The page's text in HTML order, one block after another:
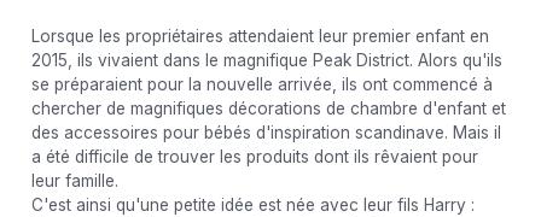
Lorsque les propriétaires attendaient leur premier enfant en
2015, ils vivaient dans le magnifique Peak District. Alors qu'ils
se préparaient pour la nouvelle arrivée, ils ont commencé à
chercher de magnifiques décorations de chambre d'enfant et
des accessoires pour bébés d'inspiration scandinave. Mais il
a été difficile de trouver les produits dont ils rêvaient pour
leur famille.
C'est ainsi qu'une petite idée est née avec leur fils Harry :